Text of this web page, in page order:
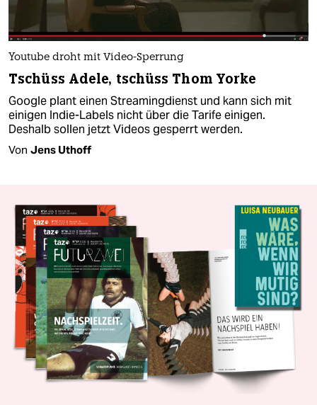
Youtube droht mit Video-Sperrung
Tschüss Adele, tschüss Thom Yorke
Google plant einen Streamingdienst und kann sich mit
einigen Indie-Labels nicht über die Tarife einigen.
Deshalb sollen jetzt Videos gesperrt werden.
Von Jens Uthoff